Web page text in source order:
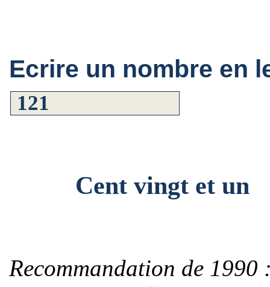
Ecrire un nombre en
Cent vingt et un
Recommandation de 1990